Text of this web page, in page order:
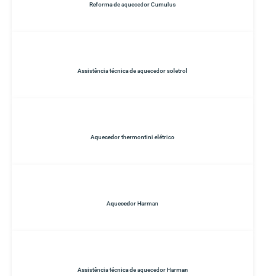
Reforma de aquecedor Cumulus
Assistência técnica de aquecedor soletrol
Aquecedor thermontini elétrico
Aquecedor Harman
Assistência técnica de aquecedor Harman